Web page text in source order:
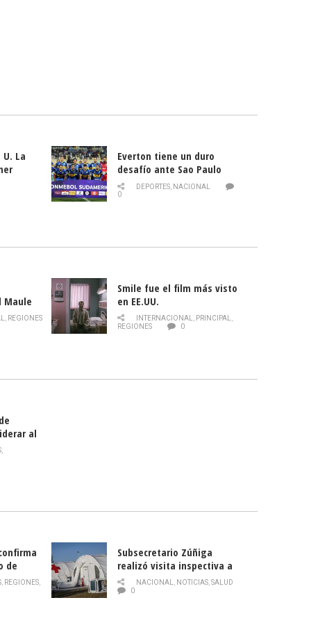
La
Everton tiene un duro
desafío ante Sao Paulo
DEPORTES, NACIONAL
0
Maule
de la
, REGIONES
Smile fue el film más visto
en EE.UU.
INTERNACIONAL, PRINCIPAL,
REGIONES
0
al
,
de
, REGIONES,
Subsecretario Zúñiga
realizó visita inspectiva a
Hospital Modular Sótero del
Río
NACIONAL, NOTICIAS,SALUD
0